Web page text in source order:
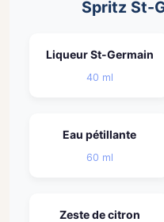
Spritz St-
Liqueur St-Germain
40 ml
Eau pétillante
60 ml
Zeste de citron